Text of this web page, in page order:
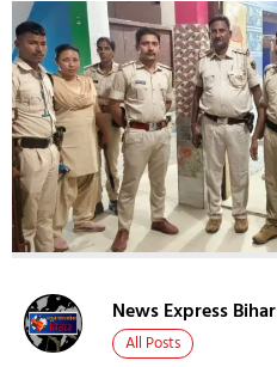
News Express Bihar
All Posts